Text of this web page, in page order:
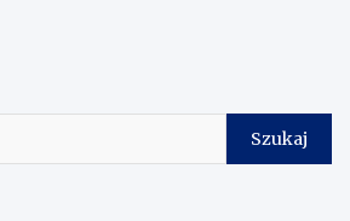
Szukaj